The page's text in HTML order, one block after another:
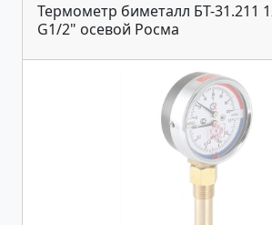
Термометр биметалл БТ-31.211
G1/2" осевой Росма